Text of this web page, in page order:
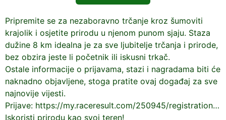
Pripremite se za nezaboravno trčanje kroz šumoviti
krajolik i osjetite prirodu u njenom punom sjaju. Staza
dužine 8 km idealna je za sve ljubitelje trčanja i prirode,
bez obzira jeste li početnik ili iskusni trkač.
Ostale informacije o prijavama, stazi i nagradama biti će
naknadno objavljene, stoga pratite ovaj događaj za sve
najnovije vijesti.
Prijave: https://my.raceresult.com/250945/registration…
Iskoristi prirodu kao svoj teren!